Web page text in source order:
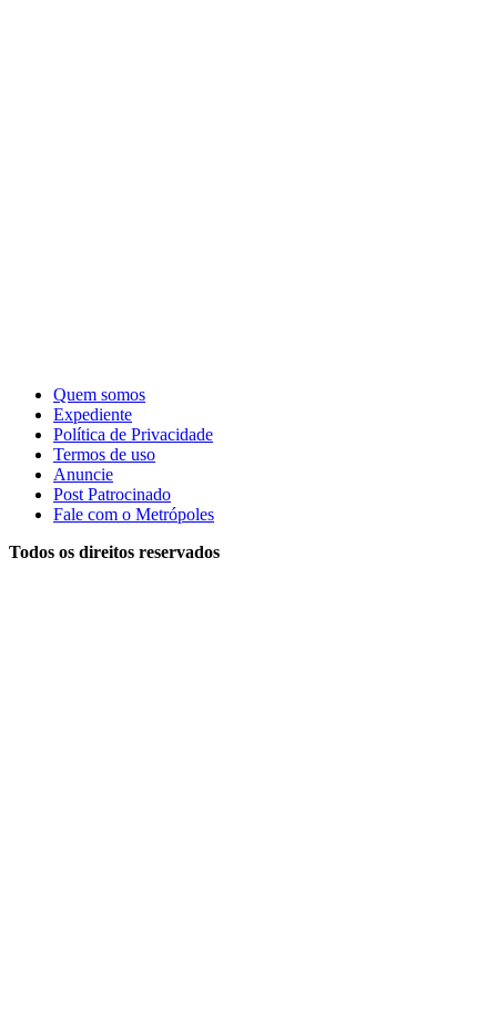
Quem somos
Expediente
Política de Privacidade
Termos de uso
Anuncie
Post Patrocinado
Fale com o Metrópoles
Todos os direitos reservados